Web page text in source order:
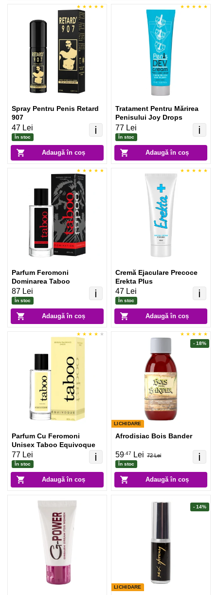
Adaugă în coș
ℹ️
Spray Pentru Penis Retard
907
47 Lei
În stoc
Adaugă în coș
ℹ️
Tratament Pentru Mărirea
Penisului Joy Drops
77 Lei
În stoc
Adaugă în coș
ℹ️
Parfum Feromoni
Dominarea Taboo
87 Lei
În stoc
Adaugă în coș
ℹ️
Cremă Ejaculare Precoce
Erekta Plus
47 Lei
În stoc
Adaugă în coș
ℹ️
Parfum Cu Feromoni
Unisex Taboo Equivoque
77 Lei
În stoc
LICHIDARE
Adaugă în coș
ℹ️
Afrodisiac Bois Bander
59.47 Lei 72 Lei
În stoc
- 18%
LICHIDARE
- 14%